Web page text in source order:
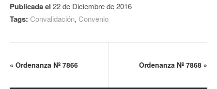
Publicada el 22 de Diciembre de 2016
Tags: Convalidación, Convenio
« Ordenanza Nº 7866 Ordenanza Nº 7868 »